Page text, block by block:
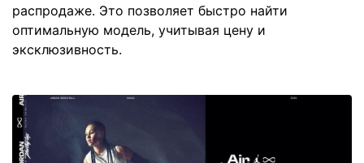
распродаже. Это позволяет быстро найти
оптимальную модель, учитывая цену и
эксклюзивность.